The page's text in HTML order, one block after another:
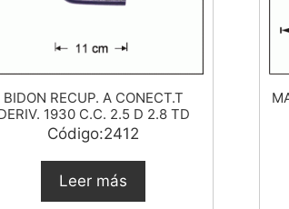
BIDON RECUP. A CONECT.T
1930 C.C. 2.5 D 2.8 TD
Código:2412
Leer más